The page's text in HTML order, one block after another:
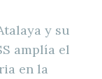
y su
amplía el
en la